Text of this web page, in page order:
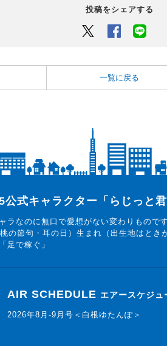
投稿をシェアする
Twitter Facebook
一覧に戻る
公式キャラクター「らじっと君
ラなのに無口で愛想がない変わりもので
の節句・耳の日）生まれ（出生地はとき
足で稼ぐ」
AIR SCHEDULE エアースケジュ
2026年8月-9月号＜白根ゆたんぽ＞